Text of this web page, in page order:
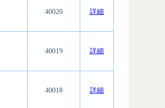
40020 詳細
40019 詳細
40018 詳細